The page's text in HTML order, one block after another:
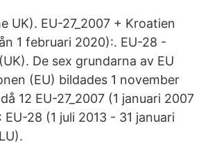
UK). EU-27_2007 + Kroatien
1 februari 2020):. EU-28 -
De sex grundarna av EU
(EU) bildades 1 november
12 EU-27_2007 (1 januari 2007
28 (1 juli 2013 - 31 januari